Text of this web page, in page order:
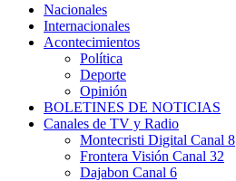
Nacionales
Internacionales
Acontecimientos
Política
Deporte
Opinión
BOLETINES DE NOTICIAS
Canales de TV y Radio
Montecristi Digital Canal 8
Frontera Visión Canal 32
Dajabon Canal 6